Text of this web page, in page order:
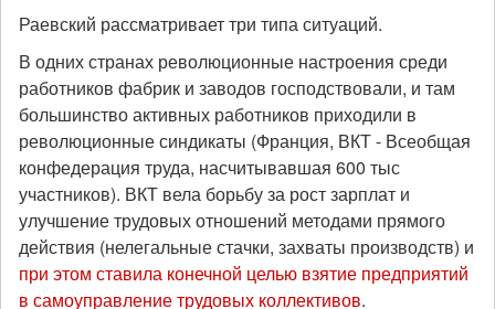
Раевский рассматривает три типа ситуаций.
В одних странах революционные настроения среди
работников фабрик и заводов господствовали, и там
большинство активных работников приходили в
революционные синдикаты (Франция, ВКТ - Всеобщая
конфедерация труда, насчитывавшая 600 тыс
участников). ВКТ вела борьбу за рост зарплат и
улучшение трудовых отношений методами прямого
действия (нелегальные стачки, захваты производств) и
при этом ставила конечной целью взятие предприятий
в самоуправление трудовых коллективов.